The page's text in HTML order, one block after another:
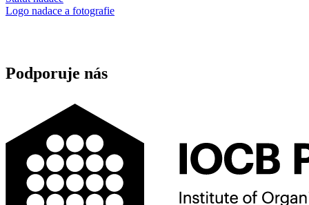
Logo nadace a fotografie
Podporuje nás